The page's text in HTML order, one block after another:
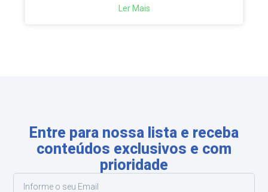
Ler Mais
Entre para nossa lista e receba
conteúdos exclusivos e com
prioridade